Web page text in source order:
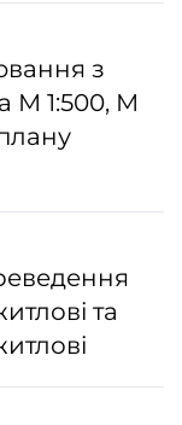
з
М 1:500, М
та